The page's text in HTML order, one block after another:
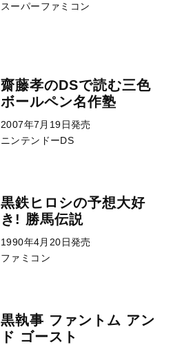
スーパーファミコン
齋藤孝のDSで読む三色
ボールペン名作塾
2007年7月19日発売
ニンテンドーDS
黒鉄ヒロシの予想大好
き! 勝馬伝説
1990年4月20日発売
ファミコン
黒執事 ファントム アン
ド ゴースト